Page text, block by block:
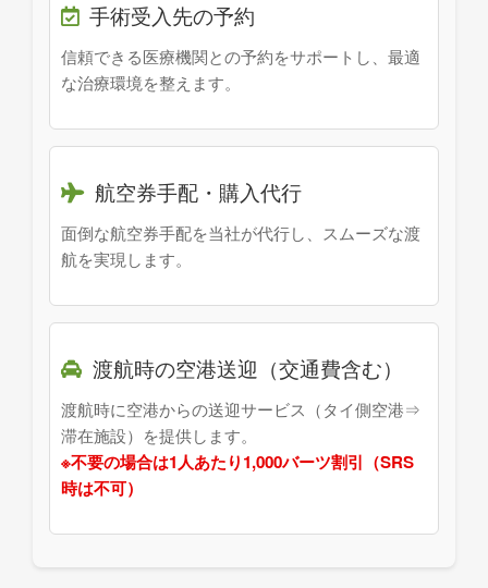
手術受入先の予約
信頼できる医療機関との予約をサポートし、最適
な治療環境を整えます。
航空券手配・購入代行
面倒な航空券手配を当社が代行し、スムーズな渡
航を実現します。
渡航時の空港送迎（交通費含む）
渡航時に空港からの送迎サービス（タイ側空港⇒
滞在施設）を提供します。
※不要の場合は1人あたり1,000バーツ割引（SRS
時は不可）